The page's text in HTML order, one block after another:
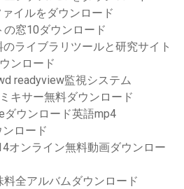
イルをダウンロード
窓10ダウンロード
ライブラリツールと研究サイト
ンロード
readyview監視システム
キサー無料ダウンロード
ダウンロード英語mp4
ロード
オンライン無料動画ダウンロー
全アルバムダウンロード